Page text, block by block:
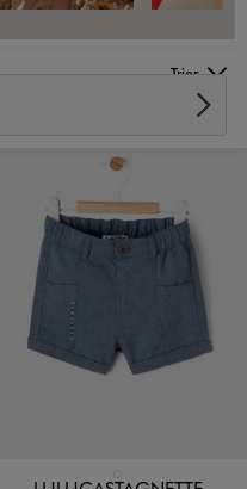
Trier
Disponible en 1 coloris